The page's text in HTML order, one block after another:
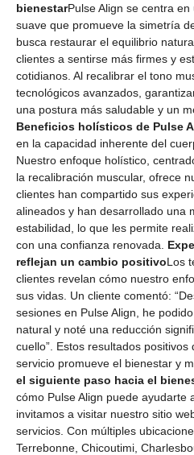
bienestarPulse Align se centra
suave que promueve la simetría
busca restaurar el equilibrio
clientes a sentirse más firmes y
cotidianos. Al recalibrar el tono
tecnológicos avanzados,
una postura más saludable y un
Beneficios holísticos de Pulse
en la capacidad inherente del
Nuestro enfoque holístico,
la recalibración muscular, ofrece
clientes han compartido sus
alineados y han desarrollado una
estabilidad, lo que les permite
con una confianza renovada.
reflejan un cambio positivoLos
clientes revelan cómo nuestro
sus vidas. Un cliente comentó:
sesiones en Pulse Align, he
natural y noté una reducción
cuello”. Estos resultados
servicio promueve el bienestar y
el siguiente paso hacia el
cómo Pulse Align puede ayudarte
invitamos a visitar nuestro sitio
servicios. Con múltiples
Terrebonne, Chicoutimi,